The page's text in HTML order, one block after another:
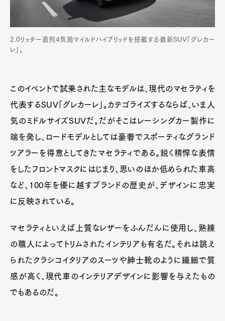
2.0リッター直列4気筒マイルドハイブリッドを搭載する最新SUV「グレカー
レ」。
このイベントで試乗された主なモデルは、現代のマセラティを
代表するSUV「グレカーレ」。カテゴライズするならば、いま人
気のミドルサイズSUVだ。だがそこはレーシングカー製作に
端を発し、ロードモデルとしては豪奢でスポーティなグランド
ツアラーを得意としてきたマセラティである。鋭く精悍な表情
をしたフロントマスクにはじまり、思いのほか低められた車高
など、100年を優に越すブランドの歴史が、デザインに忠実
に反映されている。
マセラティといえば上質なレザーをふんだんに使用し、熟練
の職人によってトリムされたインテリアも有名だ。それは誂え
られたクラシコイタリアのスーツや紳士靴のように繊細で質
感が高く、現代車のインテリアデザインに影響を与えたもの
でもあるのだ。